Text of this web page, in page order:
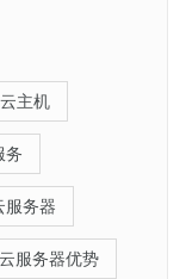
云主机
务
服务器
云服务器优势